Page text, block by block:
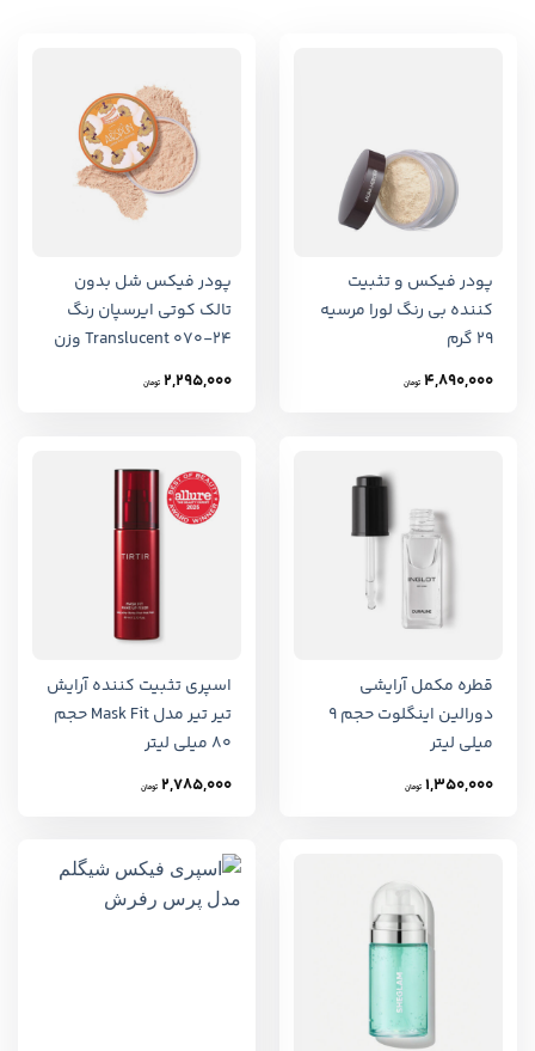
پودر فیکس و تثبیت
کننده بی‌ رنگ لورا مرسیه
29 گرم
4,890,000 تومان
پودر فیکس شل بدون
تالک کوتی ایرسپان رنگ
Translucent 070-24 وزن
2,295,000 تومان
قطره مکمل آرایشی
دورالین اینگلوت حجم 9
میلی لیتر
1,350,000 تومان
اسپری تثبیت کننده آرایش
تیر تیر مدل Mask Fit حجم
80 میلی لیتر
2,785,000 تومان